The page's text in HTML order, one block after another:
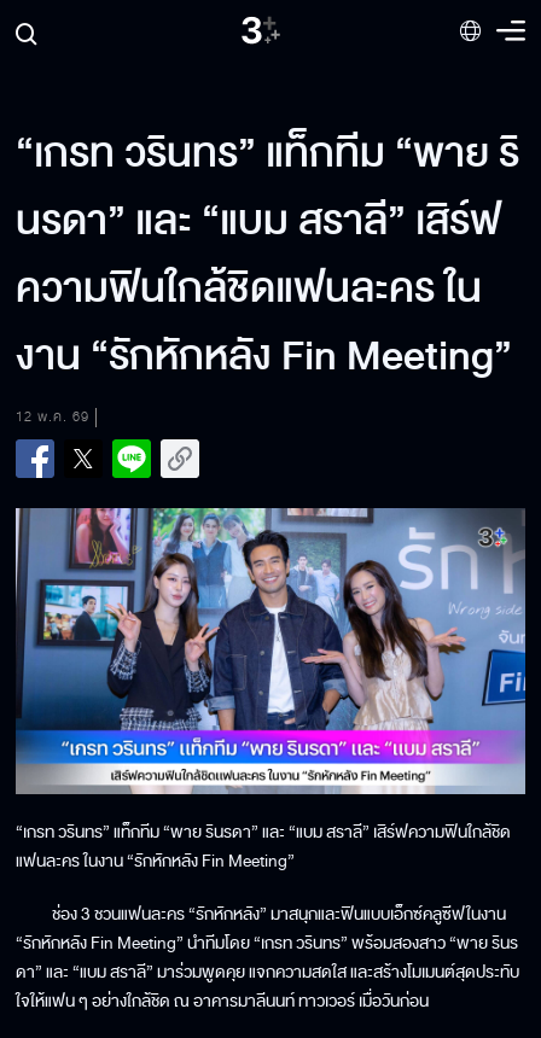
“เกรท วรินทร” แท็กทีม “พาย ริ
นรดา” และ “แบม สราลี” เสิร์ฟ
ความฟินใกล้ชิดแฟนละคร ใน
งาน “รักหักหลัง Fin Meeting”
12 พ.ค. 69
“เกรท วรินทร” แท็กทีม “พาย รินรดา” และ “แบม สราลี” เสิร์ฟความฟินใกล้ชิด
แฟนละคร ในงาน “รักหักหลัง Fin Meeting”
ช่อง 3 ชวนแฟนละคร “รักหักหลัง” มาสนุกและฟินแบบเอ็กซ์คลูซีฟในงาน
“รักหักหลัง Fin Meeting” นำทีมโดย “เกรท วรินทร” พร้อมสองสาว “พาย รินร
ดา” และ “แบม สราลี” มาร่วมพูดคุย แจกความสดใส และสร้างโมเมนต์สุดประทับ
ใจให้แฟน ๆ อย่างใกล้ชิด ณ อาคารมาลีนนท์ ทาวเวอร์ เมื่อวันก่อน